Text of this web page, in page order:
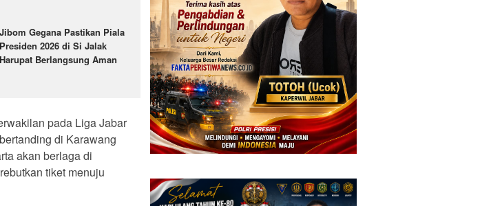
Jibom Gegana Pastikan Piala
Presiden 2026 di Si Jalak
Harupat Berlangsung Aman
pada Liga Jabar
di Karawang
akan berlaga di
tiket menuju